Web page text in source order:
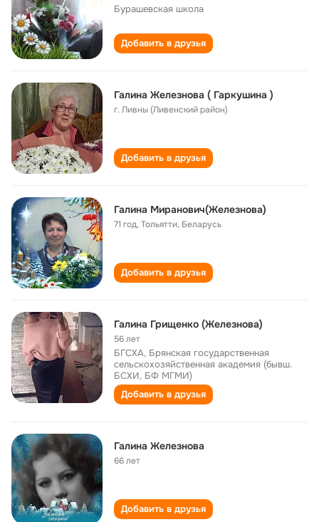
Бурашевская школа
Добавить в друзья
Галина Железнова ( Гаркушина )
г. Ливны (Ливенский район)
Добавить в друзья
Галина Миранович(Железнова)
71 год,Тольятти, Беларусь
Добавить в друзья
Галина Грищенко (Железнова)
56 лет
БГСХА, Брянская государственная
сельскохозяйственная академия (бывш.
БСХИ, БФ МГМИ)
Добавить в друзья
Галина Железнова
66 лет
Добавить в друзья